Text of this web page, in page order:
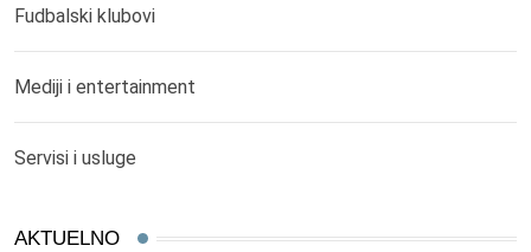
Fudbalski klubovi
Mediji i entertainment
Servisi i usluge
AKTUELNO